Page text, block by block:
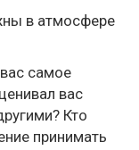
в атмосфере
самое
вас
Кто
принимать